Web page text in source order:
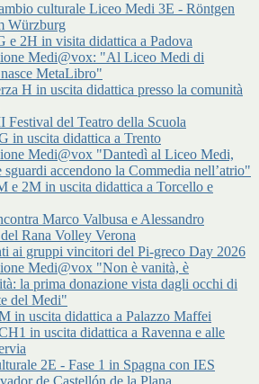
culturale Liceo Medi 3E - Röntgen
Würzburg
e 2H in visita didattica a Padova
Medi@vox: "Al Liceo Medi di
MetaLibro"
H in uscita didattica presso la comunità
del Teatro della Scuola
in uscita didattica a Trento
Medi@vox "Dantedì al Liceo Medi,
sguardi accendono la Commedia nell’atrio"
e 2M in uscita didattica a Torcello e
Marco Valbusa e Alessandro
Rana Volley Verona
ai gruppi vincitori del Pi-greco Day 2026
Medi@vox "Non è vanità, è
la prima donazione vista dagli occhi di
del Medi"
in uscita didattica a Palazzo Maffei
in uscita didattica a Ravenna e alle
2E - Fase 1 in Spagna con IES